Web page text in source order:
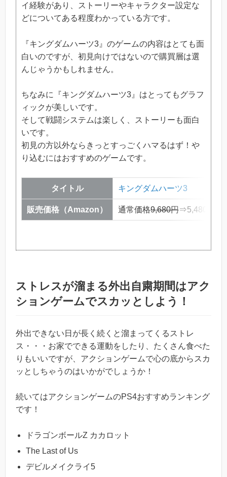
イ経験があり、ストーリーやキャラクター設定な
どについてある程度わかっている方です。
『キングダムハーツ3』のゲームの内容はとても面
白いのですが、初見向けではないので購買層は選
んじゃうかもしれません。
ちなみに『キングダムハーツ3』はとってもグラフ
ィックが美しいです。
そして戦闘システムは楽しく、ストーリーも面白
いです。
初見の方以外ならきっとすっごくハマるはず！や
り込むにはおすすめのゲームです。
タイトル キングダムハーツ3
販売価格（Amazon） 通常価格9,680円⇒5,480円（
ストレスが溜まる外出自粛期間はアク
ションゲームでスカッとしよう！
外出できない日が長く続くと溜まってくるストレ
ス・・・お家でできる運動をしたり、たくさん食べた
りもいいですが、アクションゲームで心の底からスカ
ッとしちゃうのはいかがでしょうか！
続いてはアクションゲームのPS4おすすめランキング
です！
ドラゴンボールZ カカロット
The Last of Us
デビルメイクライ5